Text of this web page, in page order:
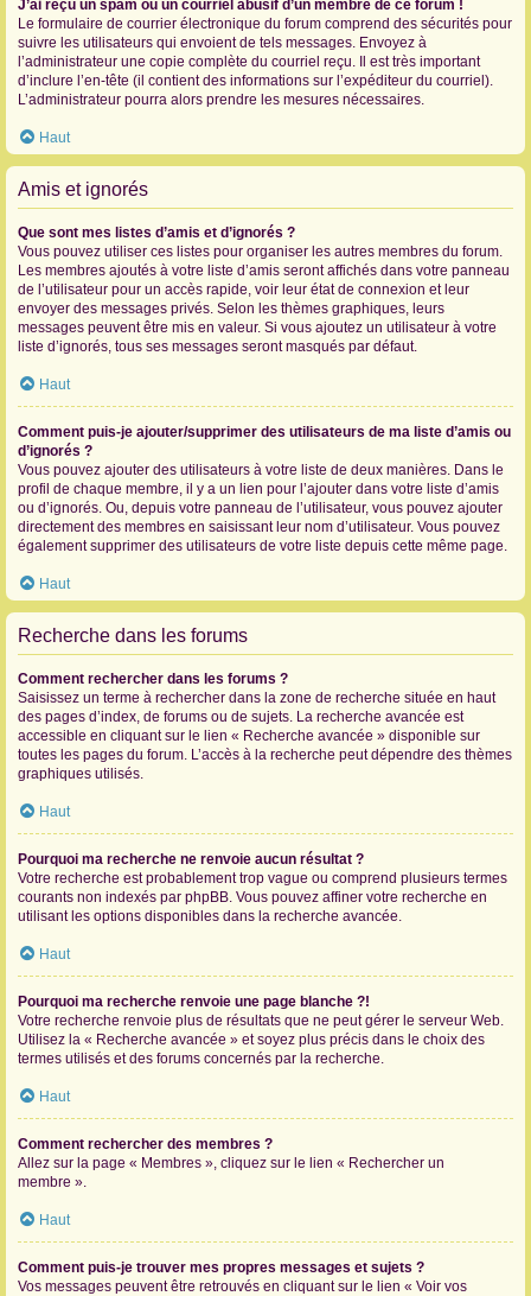
J’ai reçu un spam ou un courriel abusif d’un membre de ce forum !
Le formulaire de courrier électronique du forum comprend des sécurités pour
suivre les utilisateurs qui envoient de tels messages. Envoyez à
l’administrateur une copie complète du courriel reçu. Il est très important
d’inclure l’en-tête (il contient des informations sur l’expéditeur du courriel).
L’administrateur pourra alors prendre les mesures nécessaires.
Haut
Amis et ignorés
Que sont mes listes d’amis et d’ignorés ?
Vous pouvez utiliser ces listes pour organiser les autres membres du forum.
Les membres ajoutés à votre liste d’amis seront affichés dans votre panneau
de l’utilisateur pour un accès rapide, voir leur état de connexion et leur
envoyer des messages privés. Selon les thèmes graphiques, leurs
messages peuvent être mis en valeur. Si vous ajoutez un utilisateur à votre
liste d’ignorés, tous ses messages seront masqués par défaut.
Haut
Comment puis-je ajouter/supprimer des utilisateurs de ma liste d’amis ou
d’ignorés ?
Vous pouvez ajouter des utilisateurs à votre liste de deux manières. Dans le
profil de chaque membre, il y a un lien pour l’ajouter dans votre liste d’amis
ou d’ignorés. Ou, depuis votre panneau de l’utilisateur, vous pouvez ajouter
directement des membres en saisissant leur nom d’utilisateur. Vous pouvez
également supprimer des utilisateurs de votre liste depuis cette même page.
Haut
Recherche dans les forums
Comment rechercher dans les forums ?
Saisissez un terme à rechercher dans la zone de recherche située en haut
des pages d’index, de forums ou de sujets. La recherche avancée est
accessible en cliquant sur le lien « Recherche avancée » disponible sur
toutes les pages du forum. L’accès à la recherche peut dépendre des thèmes
graphiques utilisés.
Haut
Pourquoi ma recherche ne renvoie aucun résultat ?
Votre recherche est probablement trop vague ou comprend plusieurs termes
courants non indexés par phpBB. Vous pouvez affiner votre recherche en
utilisant les options disponibles dans la recherche avancée.
Haut
Pourquoi ma recherche renvoie une page blanche ?!
Votre recherche renvoie plus de résultats que ne peut gérer le serveur Web.
Utilisez la « Recherche avancée » et soyez plus précis dans le choix des
termes utilisés et des forums concernés par la recherche.
Haut
Comment rechercher des membres ?
Allez sur la page « Membres », cliquez sur le lien « Rechercher un
membre ».
Haut
Comment puis-je trouver mes propres messages et sujets ?
Vos messages peuvent être retrouvés en cliquant sur le lien « Voir vos